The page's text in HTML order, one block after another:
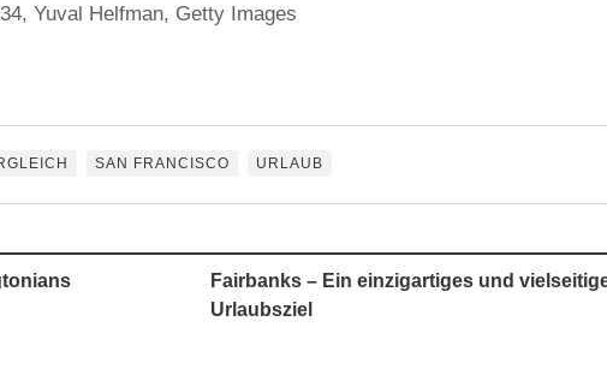
Yuval Helfman, Getty Images
SAN FRANCISCO URLAUB
Fairbanks – Ein einzigartiges und
Urlaubsziel